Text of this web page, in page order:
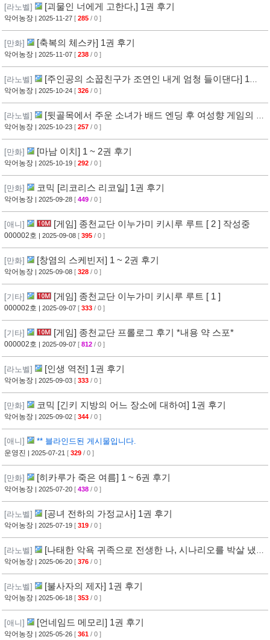
[라노벨] [괴물인 너에게 고한다,] 1권 후기
악어농장 | 2025-11-27 [ 285 / 0 ]
[만화] [축복의 체스카] 1권 후기
악어농장 | 2025-11-07 [ 238 / 0 ]
[라노벨]
[주인공의 소꿉친구가 조연인 내게 엄청 들이댄다] 1권
후기
악어농장 | 2025-10-24 [ 326 / 0 ]
[라노벨]
[뒷골목에서 주운 소녀가 배드 엔딩 후 여성향 게임의 히
로인이었던 건] 1권 후기
악어농장 | 2025-10-23 [ 257 / 0 ]
[만화] [마남 이치] 1 ~ 2권 후기
악어농장 | 2025-10-19 [ 292 / 0 ]
[만화] 코믹 [리코리스 리코일] 1권 후기
악어농장 | 2025-09-28 [ 449 / 0 ]
[애니] [게임] 종천교단 이누가미 키시루 루트 [ 2 ] 작성중
000002호 | 2025-09-08 [ 395 / 0 ]
[만화] [창염의 스케빈저] 1 ~ 2권 후기
악어농장 | 2025-09-08 [ 328 / 0 ]
[기타] [게임] 종천교단 이누가미 키시루 루트 [ 1 ]
000002호 | 2025-09-07 [ 333 / 0 ]
[기타] [게임] 종천교단 프롤로그 후기 *내용 약 스포*
000002호 | 2025-09-07 [ 812 / 0 ]
[라노벨] [인생 역전] 1권 후기
악어농장 | 2025-09-03 [ 333 / 0 ]
[만화] 코믹 [긴키 지방의 어느 장소에 대하여] 1권 후기
악어농장 | 2025-09-02 [ 344 / 0 ]
[애니] ** 블라인드된 게시물입니다.
운영진 | 2025-07-21 [ 329 / 0 ]
[만화] [히카루가 죽은 여름] 1 ~ 6권 후기
악어농장 | 2025-07-20 [ 438 / 0 ]
[라노벨] [공녀 전하의 가정교사] 1권 후기
악어농장 | 2025-07-19 [ 319 / 0 ]
[라노벨]
[나태한 악욕 귀족으로 전생한 나, 시나리오를 박살 냈더
니 월등한 마력으로 최흉이 되었다] 1권 후기
악어농장 | 2025-06-20 [ 376 / 0 ]
[라노벨] [불사자의 제자] 1권 후기
악어농장 | 2025-06-18 [ 353 / 0 ]
[애니] [언네임드 메모리] 1권 후기
악어농장 | 2025-05-26 [ 361 / 0 ]